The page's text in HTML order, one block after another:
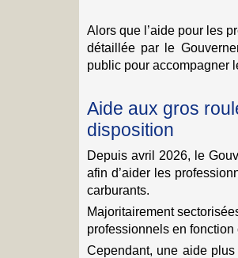
Alors que l’aide pour les
détaillée par le
public pour accompagner
Aide aux gros
disposition
Depuis avril 2026, le
afin d’aider les
carburants.
Majoritairement
professionnels en fonction
Cependant, une aide